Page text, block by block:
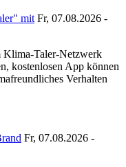
mit Fr, 07.08.2026 -
Klima-Taler-Netzwerk
kostenlosen App können
Verhalten
Fr, 07.08.2026 -